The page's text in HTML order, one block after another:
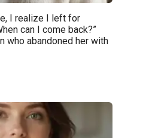
I realize I left for
can I come back?”
who abandoned her with